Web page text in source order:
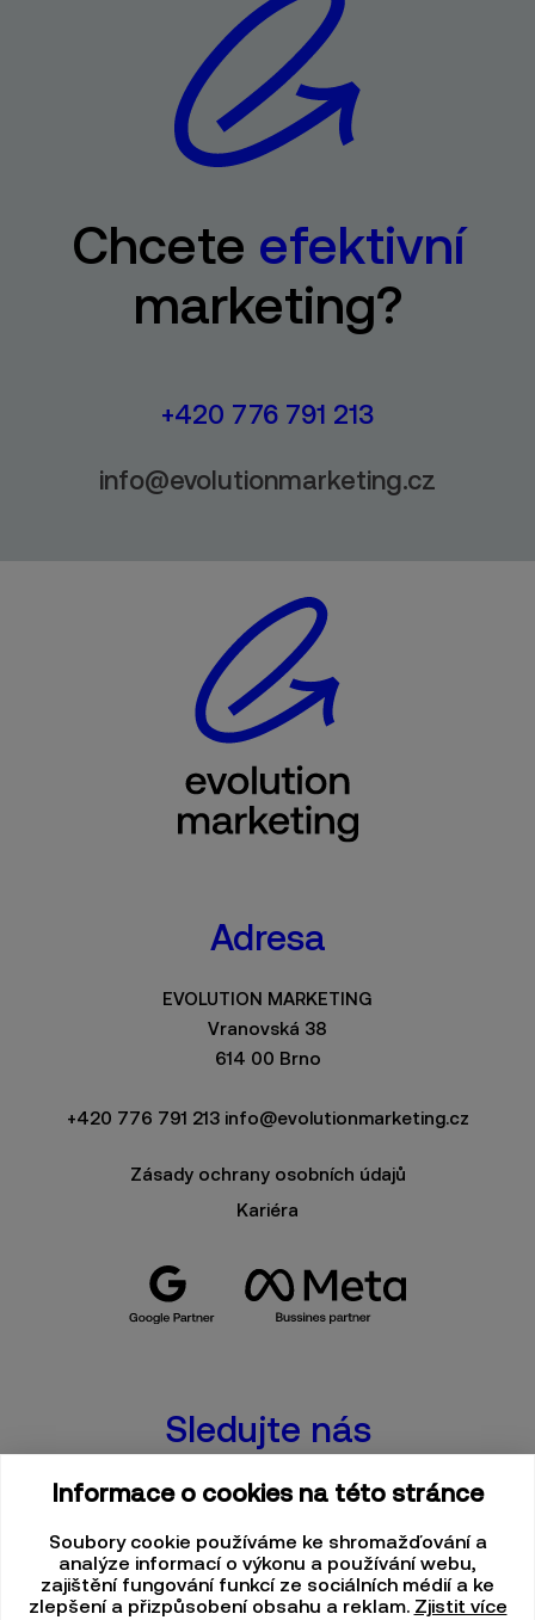
Informace o cookies na této stránce
Soubory cookie používáme ke shromažďování a
analýze informací o výkonu a používání webu,
zajištění fungování funkcí ze sociálních médií a ke
zlepšení a přizpůsobení obsahu a reklam. Zjistit více
Chcete efektivní
marketing?
+420 776 791 213
info@evolutionmarketing.cz
Adresa
EVOLUTION MARKETING
Vranovská 38
614 00 Brno
+420 776 791 213 info@evolutionmarketing.cz
Zásady ochrany osobních údajů
Kariéra
Sledujte nás
FACEBOOK
LINKEDIN
X